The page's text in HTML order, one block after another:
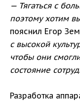
— Тягаться с
поэтому хотим
пояснил Егор
с высокой
чтобы они
состояние
Разработка